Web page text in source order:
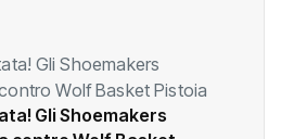
Gli Shoemakers